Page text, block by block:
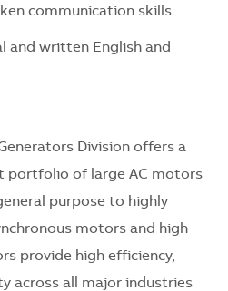
communication skills
and written English and
Division offers a
portfolio of large AC motors
purpose to highly
motors and high
provide high efficiency,
across all major industries